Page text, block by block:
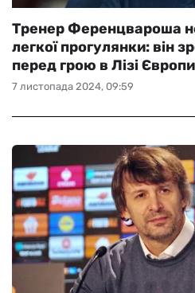
7 листопада 2024, 09:59
Тренер Ференцвароша
легкої прогулянки: він
перед грою в Лізі Європи